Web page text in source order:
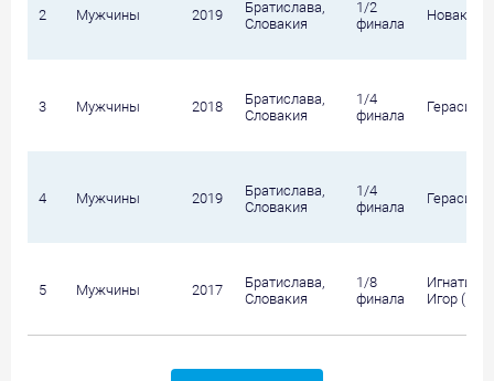
2 Мужчины 2019
Братислава,
Словакия
1/2
финала
Новак
3 Мужчины 2018
Братислава,
Словакия
1/4
финала
4 Мужчины 2019
Братислава,
Словакия
1/4
финала
5 Мужчины 2017
Братислава,
Словакия
1/8
финала
Игнатик
Игор